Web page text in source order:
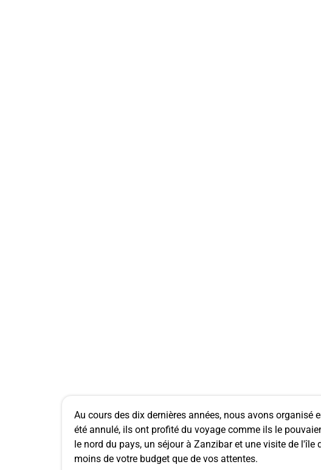
Au cours des dix dernières années, nous avons
été annulé, ils ont profité du voyage comme ils le
le nord du pays, un séjour à Zanzibar et une visite de
moins de votre budget que de vos attentes.